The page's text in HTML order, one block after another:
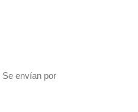
Se envían por